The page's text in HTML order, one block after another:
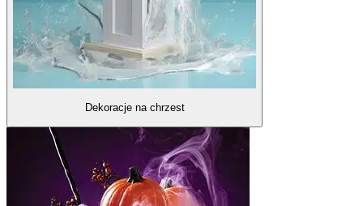
Dekoracje na chrzest